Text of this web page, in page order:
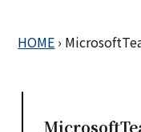
HOME ›